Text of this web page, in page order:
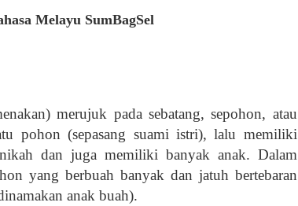
Melayu SumBagSel
merujuk pada sebatang, sepohon, atau
pohon (sepasang suami istri), lalu memiliki
dan juga memiliki banyak anak. Dalam
yang berbuah banyak dan jatuh bertebaran
anak buah).